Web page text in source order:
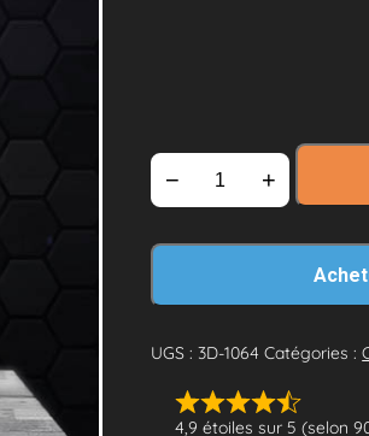
4,9 étoiles sur 5 (selon
− +
UGS :3D-1064 Catégories :